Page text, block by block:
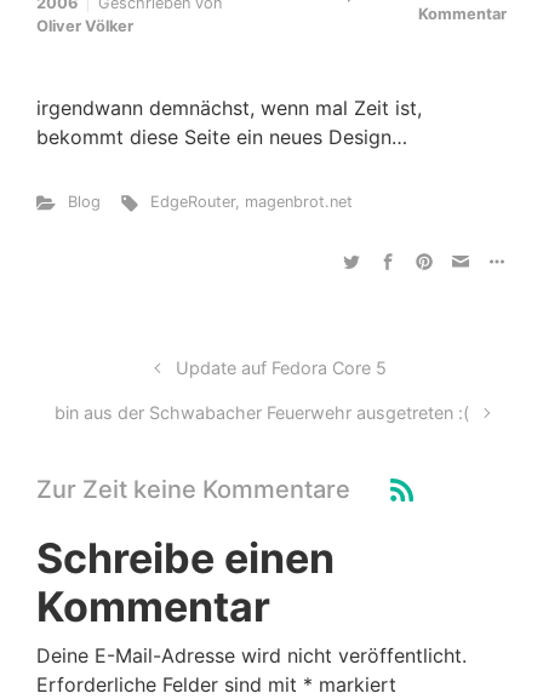
Oliver Völker
Kommentar
irgendwann demnächst, wenn mal Zeit ist,
bekommt diese Seite ein neues Design…
Blog EdgeRouter, magenbrot.net
Update auf Fedora Core 5
bin aus der Schwabacher Feuerwehr ausgetreten :(
Zur Zeit keine Kommentare
Schreibe einen
Kommentar
Deine E-Mail-Adresse wird nicht veröffentlicht.
Erforderliche Felder sind mit * markiert